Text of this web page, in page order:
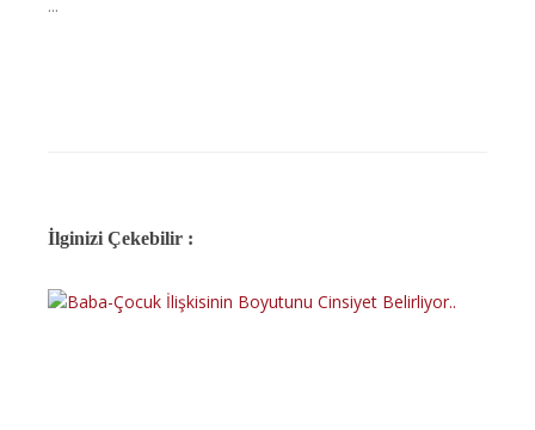
...
İlginizi Çekebilir :